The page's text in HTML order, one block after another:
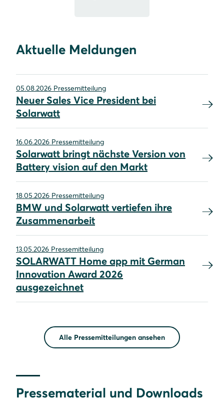
Aktuelle Meldungen
05.08.2026 Pressemitteilung
Neuer Sales Vice President bei
Solarwatt
16.06.2026 Pressemitteilung
Solarwatt bringt nächste Version von
Battery vision auf den Markt
18.05.2026 Pressemitteilung
BMW und Solarwatt vertiefen ihre
Zusammenarbeit
13.05.2026 Pressemitteilung
SOLARWATT Home app mit German
Innovation Award 2026
ausgezeichnet
Alle Pressemitteilungen ansehen
Pressematerial und Downloads